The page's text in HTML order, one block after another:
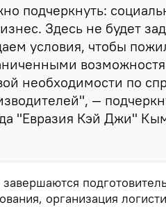
подчеркнуть:
Здесь не будет
условия, чтобы
необходимости по
—
"Евразия Кэй Джи"
завершаются
организация